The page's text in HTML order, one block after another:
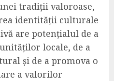
tradiții valoroase,
identității culturale
are potențialul de a
locale, de a
și de a promova o
a valorilor